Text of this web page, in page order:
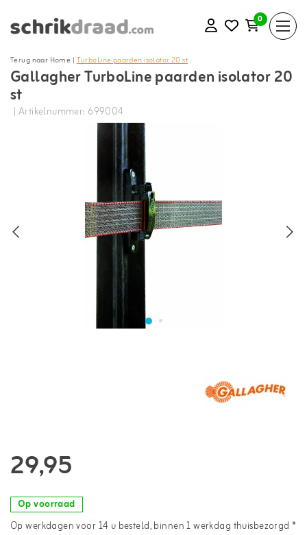
0
Terug naar Home |TurboLine paarden isolator 20 st
Gallagher TurboLine paarden isolator 20
st
| Artikelnummer: 699004
29,95
Op voorraad
Op werkdagen voor 14 u besteld, binnen 1 werkdag thuisbezorgd *